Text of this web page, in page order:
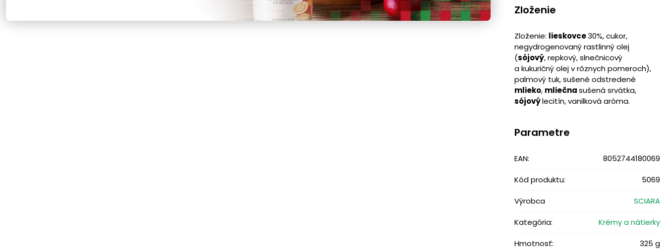
Zloženie
Zloženie: lieskovce30%, cukor,
negydrogenovaný rastlinný olej
(sójový, repkový, slnečnicový
a kukuričný olej v rôznych pomeroch),
palmový tuk, sušené odstredené
mlieko, mliečnasušená srvátka,
sójovýlecitín, vanilková aróma.
Parametre
EAN: 8052744180069
Kód produktu: 5069
Výrobca SCIARA
Kategória: Krémy a nátierky
Hmotnosť: 325 g